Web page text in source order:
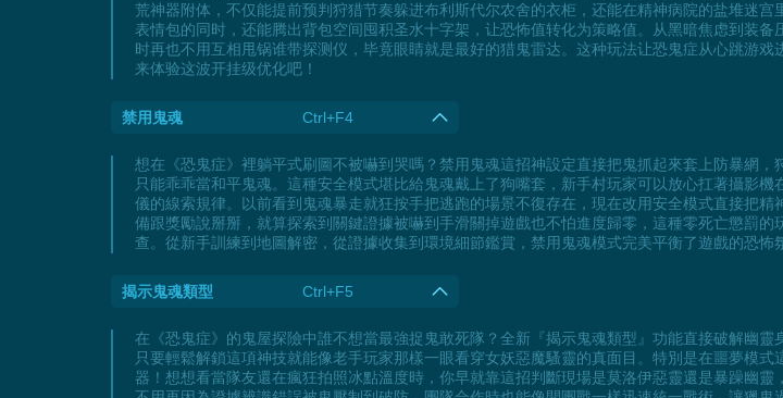
荒神器附体，不仅能提前预判狩猎节奏躲进布利斯代尔农舍的衣柜，还能在精神病院的盐堆迷
表情包的同时，还能腾出背包空间囤积圣水十字架，让恐怖值转化为策略值。从黑暗焦虑到装
时再也不用互相甩锅谁带探测仪，毕竟眼睛就是最好的猎鬼雷达。这种玩法让恐鬼症从心跳游
来体验这波开挂级优化吧！
禁用鬼魂 Ctrl+F4
想在《恐鬼症》裡躺平式刷圖不被嚇到哭嗎？禁用鬼魂這招神設定直接把鬼抓起來套上防暴網
只能乖乖當和平鬼魂。這種安全模式堪比給鬼魂戴上了狗嘴套，新手村玩家可以放心扛著攝影
儀的線索規律。以前看到鬼魂暴走就狂按手把逃跑的場景不復存在，現在改用安全模式直接把
備跟獎勵說掰掰，就算探索到關鍵證據被嚇到手滑關掉遊戲也不怕進度歸零，這種零死亡懲罰
查。從新手訓練到地圖解密，從證據收集到環境細節鑑賞，禁用鬼魂模式完美平衡了遊戲的恐
揭示鬼魂類型 Ctrl+F5
在《恐鬼症》的鬼屋探險中誰不想當最強捉鬼敢死隊？全新『揭示鬼魂類型』功能直接破解幽
只要輕鬆解鎖這項神技就能像老手玩家那樣一眼看穿女妖惡魔騷靈的真面目。特別是在噩夢模
器！想想看當隊友還在瘋狂拍照冰點溫度時，你早就靠這招判斷現場是莫洛伊惡靈還是暴躁幽